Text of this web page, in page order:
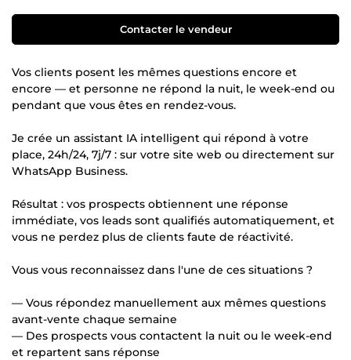
Contacter le vendeur
Vos clients posent les mêmes questions encore et
encore — et personne ne répond la nuit, le week-end ou
pendant que vous êtes en rendez-vous.
Je crée un assistant IA intelligent qui répond à votre
place, 24h/24, 7j/7 : sur votre site web ou directement sur
WhatsApp Business.
Résultat : vos prospects obtiennent une réponse
immédiate, vos leads sont qualifiés automatiquement, et
vous ne perdez plus de clients faute de réactivité.
Vous vous reconnaissez dans l'une de ces situations ?
— Vous répondez manuellement aux mêmes questions
avant-vente chaque semaine
— Des prospects vous contactent la nuit ou le week-end
et repartent sans réponse